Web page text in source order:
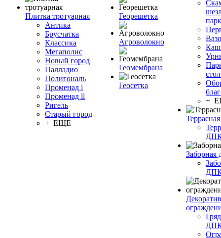
Плитка тротуарная
Антика
Брусчатка
Классика
Мегаполис
Новый город
Палладио
Полигональ
Променад l
Променад ll
Ригель
Старый город
+ ЕЩЕ
Георешетка
Агроволокно
Геомембрана
Геосетка
+
Заборная